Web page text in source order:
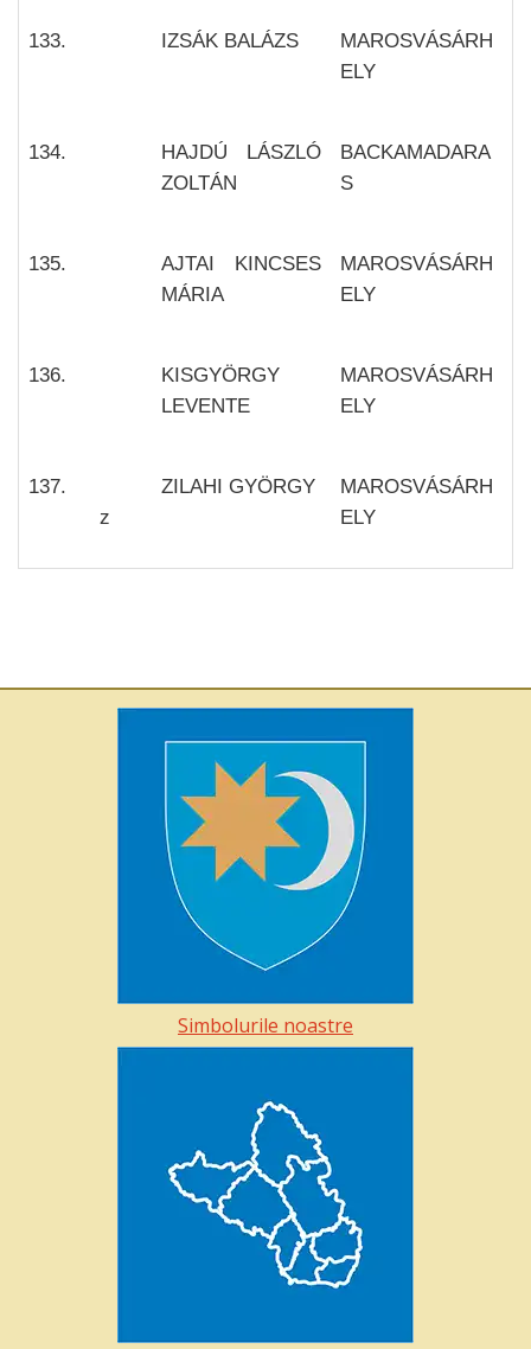
133. IZSÁK BALÁZS
MAROSVÁSÁRH
ELY
134.
HAJDÚ LÁSZLÓ
ZOLTÁN
BACKAMADARA
S
135.
AJTAI KINCSES
MÁRIA
MAROSVÁSÁRH
ELY
136.
KISGYÖRGY
LEVENTE
MAROSVÁSÁRH
ELY
137.
z
ZILAHI GYÖRGY
MAROSVÁSÁRH
ELY
Simbolurile noastre